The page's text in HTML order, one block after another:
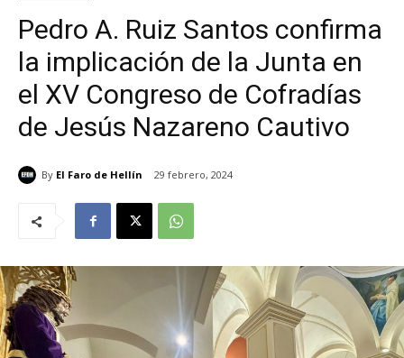
Pedro A. Ruiz Santos confirma
la implicación de la Junta en
el XV Congreso de Cofradías
de Jesús Nazareno Cautivo
By El Faro de Hellín 29 febrero, 2024